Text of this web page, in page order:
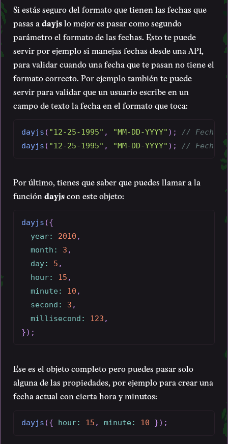
Si estás seguro del formato que tienen las fechas que
pasas a dayjslo mejor es pasar como segundo
parámetro el formato de las fechas. Esto te puede
servir por ejemplo si manejas fechas desde una API,
para validar cuando una fecha que te pasan no tiene el
formato correcto. Por ejemplo también te puede
servir para validar que un usuario escribe en un
campo de texto la fecha en el formato que toca:
dayjs ( "12-25-1995" , "MM-DD-YYYY" ) ;
// Fecha
dayjs ( "12-25-1995" , "MM-DD-YYYY" ) ; // Fecha
Por último, tienes que saber que puedes llamar a la
función dayjscon este objeto:
dayjs ({
year: 2010 ,
month : 3 ,
day: 5 ,
hour: 15 ,
minute : 10 ,
second : 3 ,
millisecond : 123 ,
}) ;
Ese es el objeto completo pero puedes pasar solo
alguna de las propiedades, por ejemplo para crear una
fecha actual con cierta hora y minutos:
dayjs ({ hour: 15 , minute : 10 }) ;